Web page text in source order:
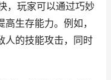
，玩家可以通过巧妙
生存能力。例如，
人的技能攻击，同时